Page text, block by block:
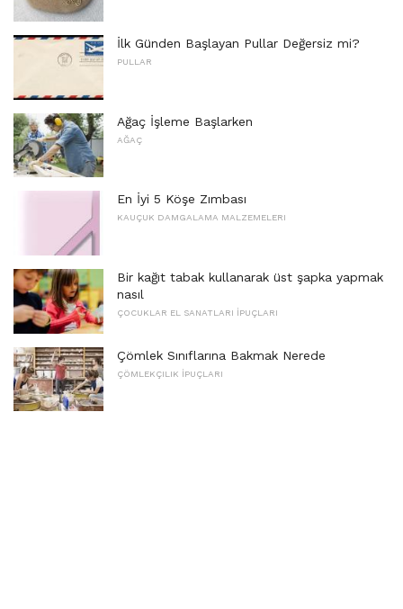
İlk Günden Başlayan Pullar Değersiz mi?
PULLAR
Ağaç İşleme Başlarken
AĞAÇ
En İyi 5 Köşe Zımbası
KAUÇUK DAMGALAMA MALZEMELERI
Bir kağıt tabak kullanarak üst şapka yapmak
nasıl
ÇOCUKLAR EL SANATLARI İPUÇLARI
Çömlek Sınıflarına Bakmak Nerede
ÇÖMLEKÇILIK İPUÇLARI